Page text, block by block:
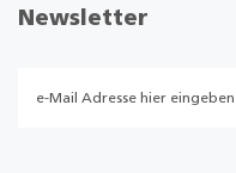
Newsletter